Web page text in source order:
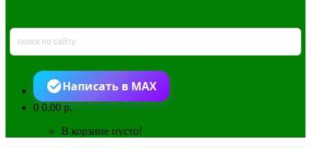
Написать в MAX
00.00 р.
В корзине пусто!